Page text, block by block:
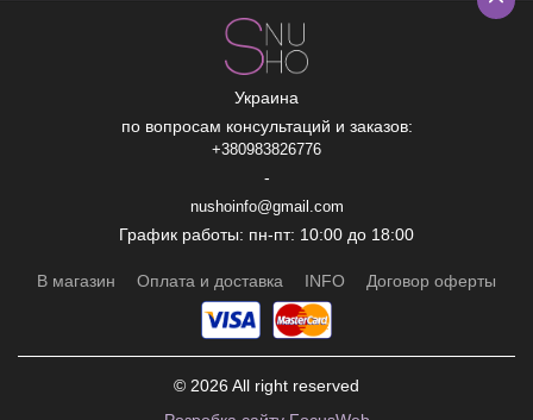
Украина
по вопросам консультаций и заказов:
+380983826776
-
nushoinfo@gmail.com
График работы: пн-пт: 10:00 до 18:00
В магазин Оплата и доставка INFO Договор оферты
© 2026 All right reserved